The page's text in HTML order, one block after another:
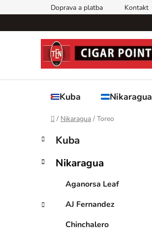
na
Doprava a platba Kontakt
Kuba Nikaragua
Domů
/ Nikaragua / Toreo
P
s
a
n
Přeskočit
kategorie
K
a
e
i
Kuba
Nikaragua
Aganorsa Leaf
AJ Fernandez
Chinchalero